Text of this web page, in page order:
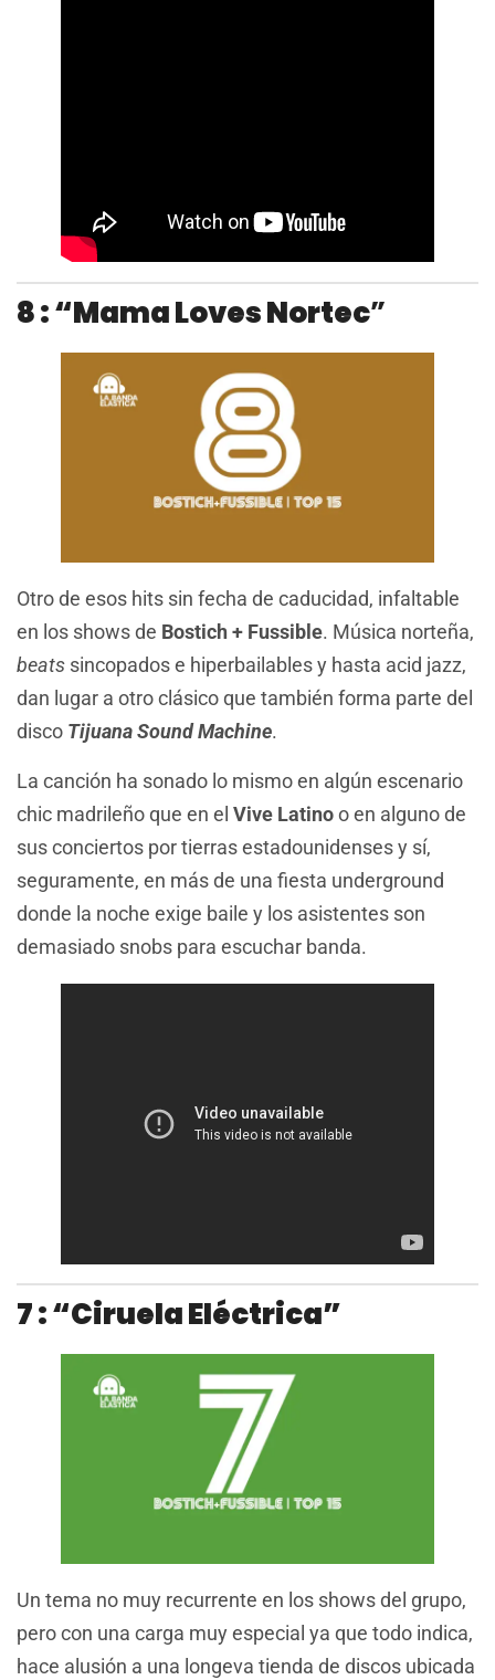
8 : “Mama Loves Nortec”
Otro de esos hits sin fecha de caducidad, infaltable
en los shows de Bostich + Fussible. Música norteña,
beats sincopados e hiperbailables y hasta acid jazz,
dan lugar a otro clásico que también forma parte del
disco Tijuana Sound Machine.
La canción ha sonado lo mismo en algún escenario
chic madrileño que en el Vive Latinoo en alguno de
sus conciertos por tierras estadounidenses y sí,
seguramente, en más de una fiesta underground
donde la noche exige baile y los asistentes son
demasiado snobs para escuchar banda.
7 : “Ciruela Eléctrica”
Un tema no muy recurrente en los shows del grupo,
pero con una carga muy especial ya que todo indica,
hace alusión a una longeva tienda de discos ubicada